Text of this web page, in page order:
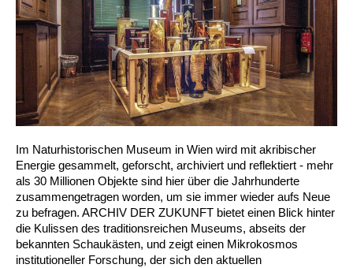
Im Naturhistorischen Museum in Wien wird mit akribischer
Energie gesammelt, geforscht, archiviert und reflektiert - mehr
als 30 Millionen Objekte sind hier über die Jahrhunderte
zusammengetragen worden, um sie immer wieder aufs Neue
zu befragen. ARCHIV DER ZUKUNFT bietet einen Blick hinter
die Kulissen des traditionsreichen Museums, abseits der
bekannten Schaukästen, und zeigt einen Mikrokosmos
institutioneller Forschung, der sich den aktuellen